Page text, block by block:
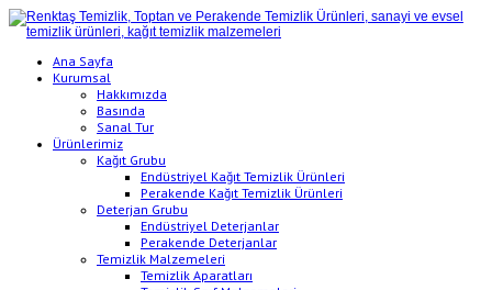
Ana Sayfa
Kurumsal
Hakkımızda
Basında
Sanal Tur
Ürünlerimiz
Kağıt Grubu
Endüstriyel Kağıt Temizlik Ürünleri
Perakende Kağıt Temizlik Ürünleri
Deterjan Grubu
Endüstriyel Deterjanlar
Perakende Deterjanlar
Temizlik Malzemeleri
Temizlik Aparatları